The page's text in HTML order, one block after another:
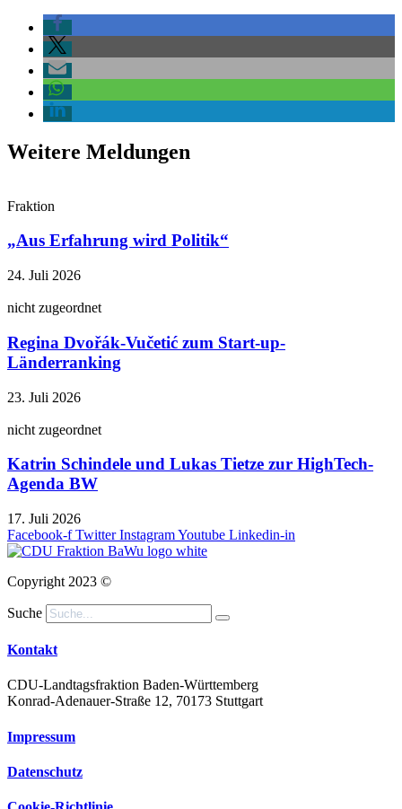
Weitere Meldungen
Fraktion
„Aus Erfahrung wird Politik“
24. Juli 2026
nicht zugeordnet
Regina Dvořák-Vučetić zum Start-up-
Länderranking
23. Juli 2026
nicht zugeordnet
Katrin Schindele und Lukas Tietze zur HighTech-
Agenda BW
17. Juli 2026
Facebook-f Twitter InstagramYoutube Linkedin-in
Copyright 2023 ©
Suche
Kontakt
CDU-Landtagsfraktion Baden-Württemberg
Konrad-Adenauer-Straße 12, 70173 Stuttgart
Impressum
Datenschutz